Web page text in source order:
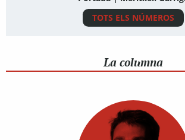
TOTS ELS NÚMEROS
La columna